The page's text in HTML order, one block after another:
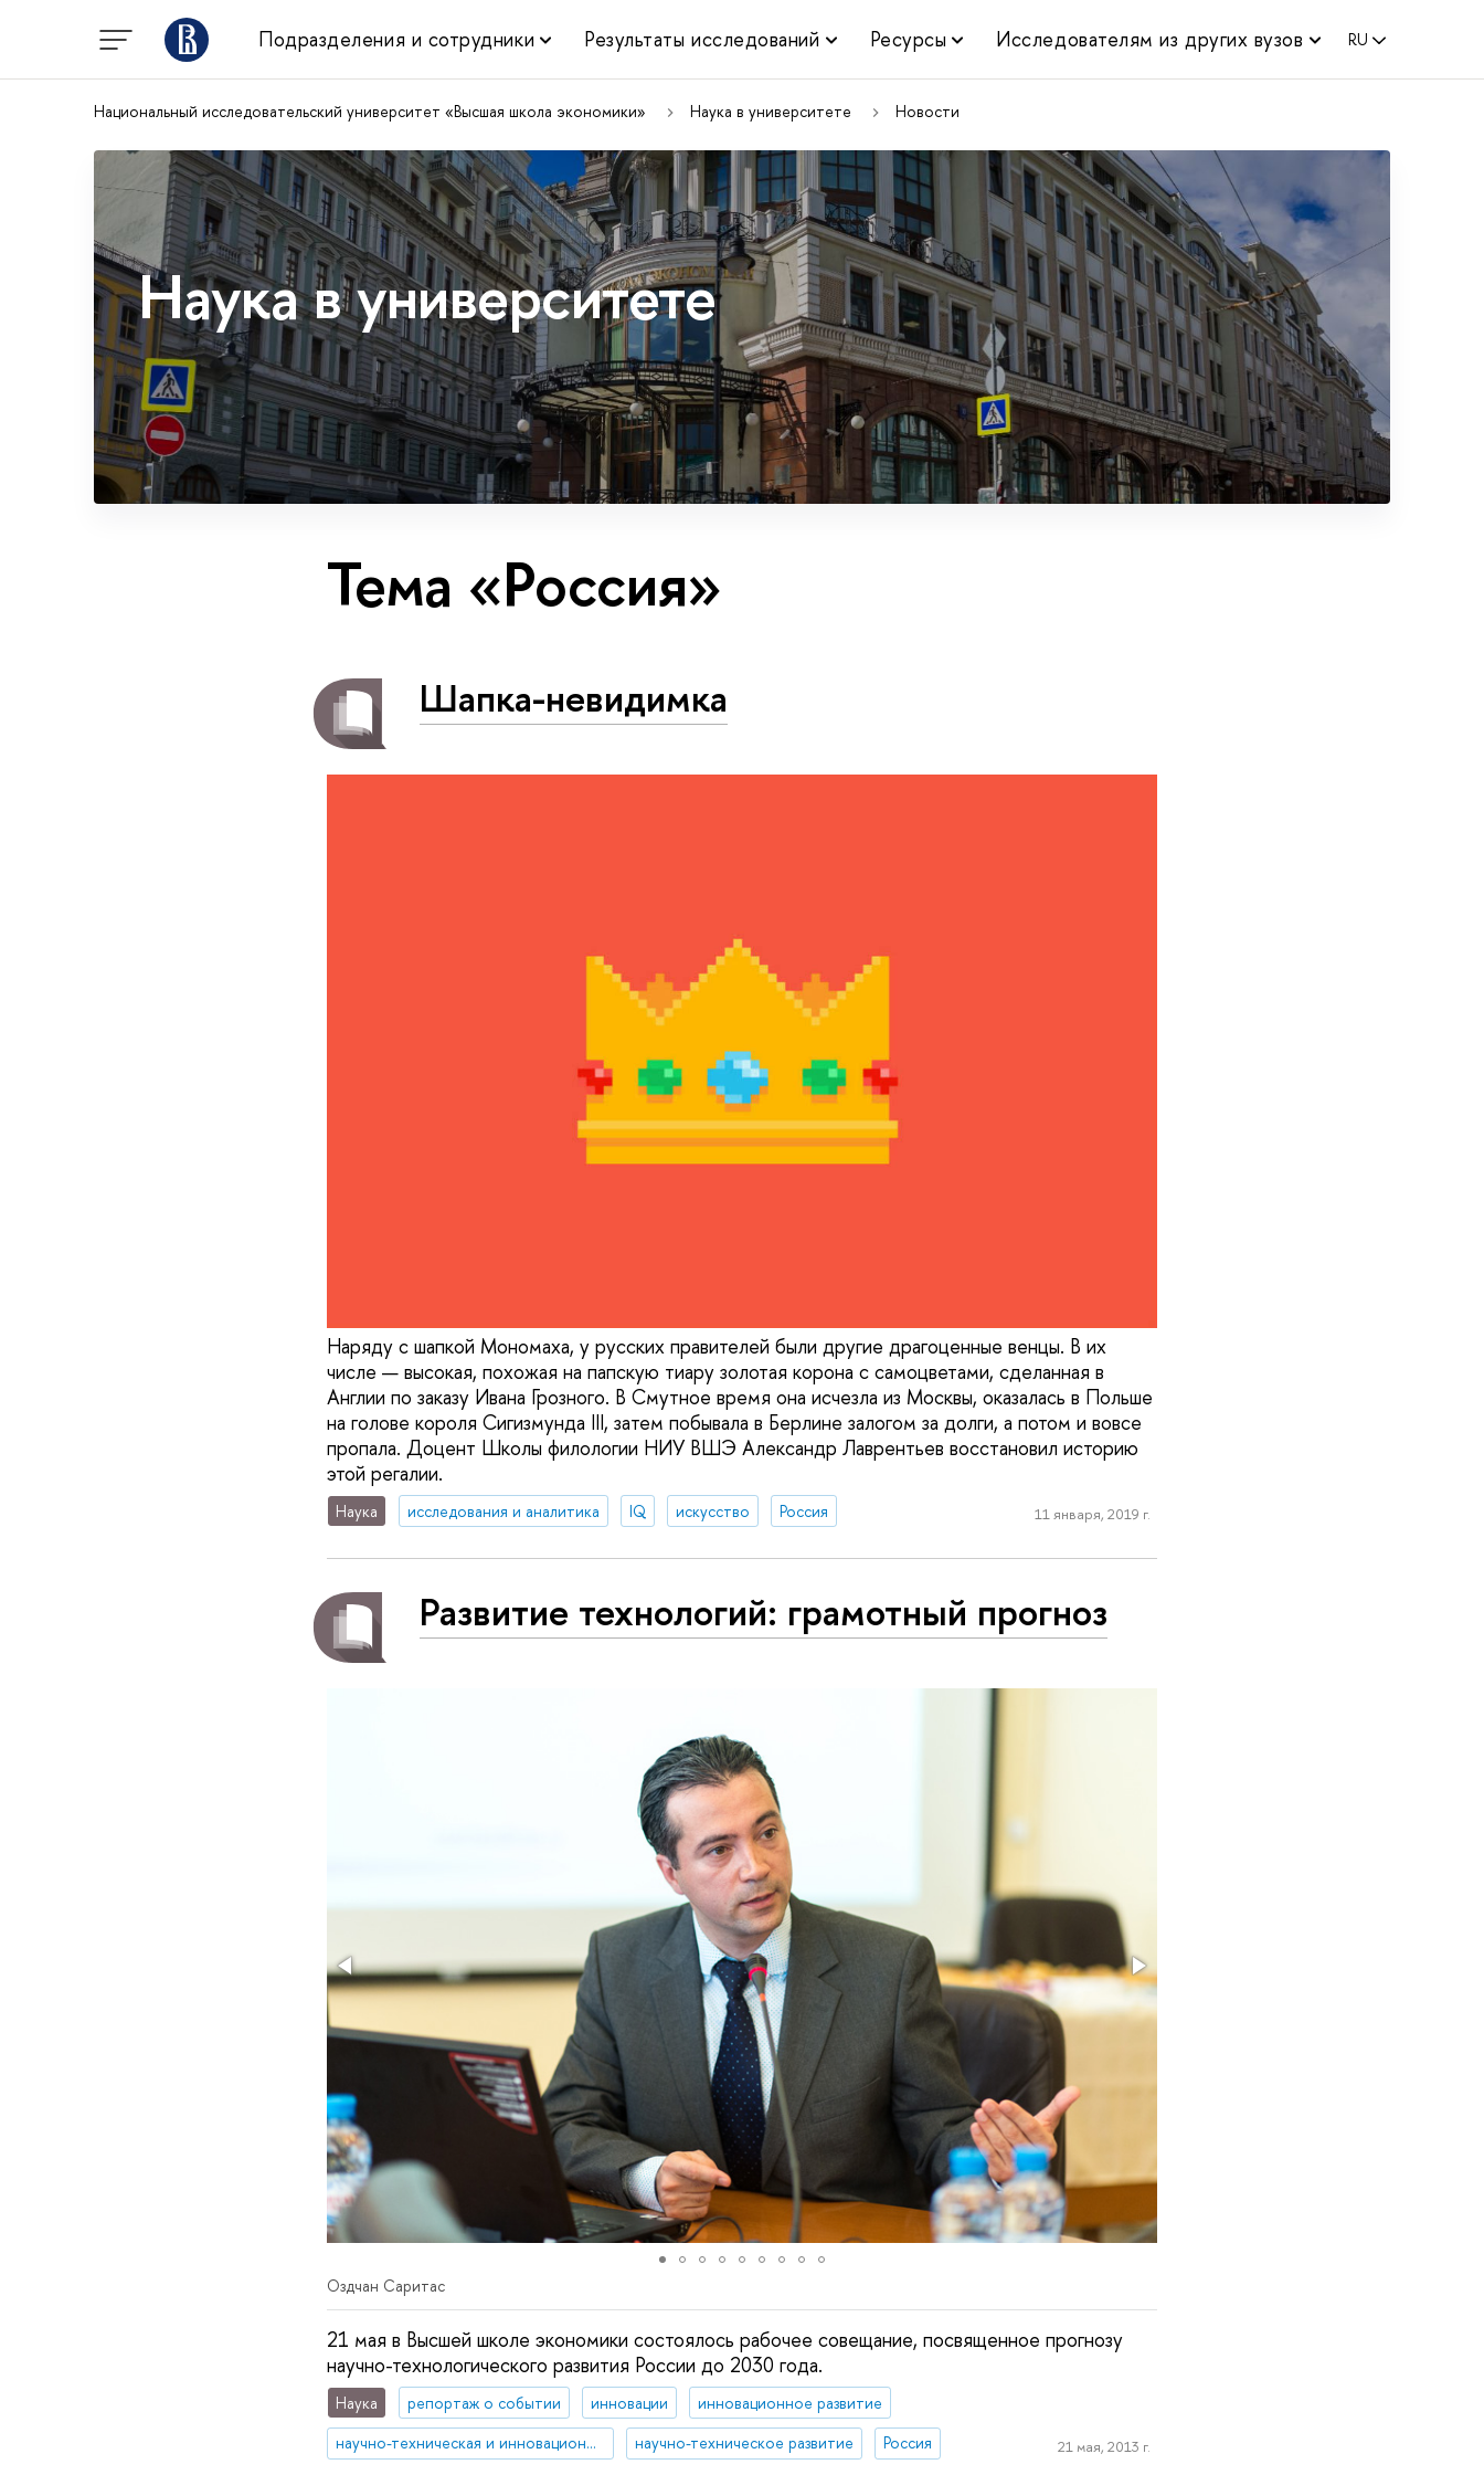
Подразделения и сотрудники Результаты исследований Ресурсы Исследователям из других вузов RU
Национальный исследовательский университет «Высшая школа экономики» Наука в университете Новости
Наука в университете
Тема «Россия»
Шапка-невидимка
Наряду с шапкой Мономаха, у русских правителей были другие драгоценные венцы. В их
числе — высокая, похожая на папскую тиару золотая корона с самоцветами, сделанная в
Англии по заказу Ивана Грозного. В Смутное время она исчезла из Москвы, оказалась в Польше
на голове короля Сигизмунда III, затем побывала в Берлине залогом за долги, а потом и вовсе
пропала. Доцент Школы филологии НИУ ВШЭ Александр Лаврентьев восстановил историю
этой регалии.
Наука исследования и аналитика IQ искусство Россия 11 января, 2019 г.
Развитие технологий: грамотный прогноз
Оздчан Саритас
21 мая в Высшей школе экономики состоялось рабочее совещание, посвященное прогнозу
научно-технологического развития России до 2030 года.
Наука репортаж о событии инновации
инновационное развитие
научно-техническая и инновационная политики
научно-техническое развитие Россия 21 мая, 2013 г.